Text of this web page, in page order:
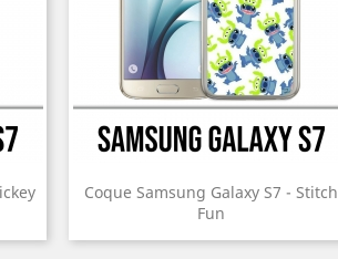
Coque Samsung Galaxy S7 - Stitch
Fun